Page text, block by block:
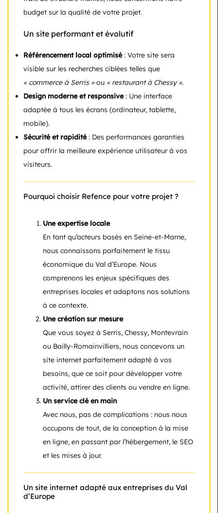
budget sur la qualité de votre projet.
Un site performant et évolutif
Référencement local optimisé: Votre site sera
visible sur les recherches ciblées telles que
« commerce à Serris »ou « restaurant à Chessy ».
Design moderne et responsive: Une interface
adaptée à tous les écrans (ordinateur, tablette,
mobile).
Sécurité et rapidité: Des performances garanties
pour offrir la meilleure expérience utilisateur à vos
visiteurs.
Pourquoi choisir Refence pour votre projet ?
Une expertise locale
En tant qu’acteurs basés en Seine-et-Marne,
nous connaissons parfaitement le tissu
économique du Val d’Europe. Nous
comprenons les enjeux spécifiques des
entreprises locales et adaptons nos solutions
à ce contexte.
Une création sur mesure
Que vous soyez à Serris, Chessy, Montevrain
ou Bailly-Romainvilliers, nous concevons un
site internet parfaitement adapté à vos
besoins, que ce soit pour développer votre
activité, attirer des clients ou vendre en ligne.
Un service clé en main
Avec nous, pas de complications : nous nous
occupons de tout, de la conception à la mise
en ligne, en passant par l’hébergement, le SEO
et les mises à jour.
Un site internet adapté aux entreprises du Val
d’Europe